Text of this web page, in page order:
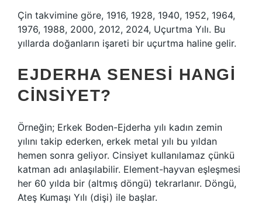
Çin takvimine göre, 1916, 1928, 1940, 1952, 1964,
1976, 1988, 2000, 2012, 2024, Uçurtma Yılı. Bu
yıllarda doğanların işareti bir uçurtma haline gelir.
EJDERHA SENESI HANGI
CINSIYET?
Örneğin; Erkek Boden-Ejderha yılı kadın zemin
yılını takip ederken, erkek metal yılı bu yıldan
hemen sonra geliyor. Cinsiyet kullanılamaz çünkü
katman adı anlaşılabilir. Element-hayvan eşleşmesi
her 60 yılda bir (altmış döngü) tekrarlanır. Döngü,
Ateş Kumaşı Yılı (dişi) ile başlar.